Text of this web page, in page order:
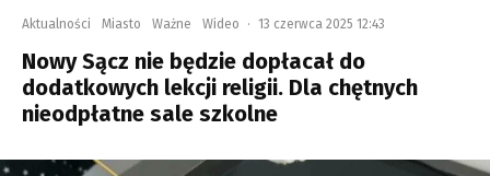
Aktualności Miasto Ważne Wideo · 13 czerwca 2025 12:43
Nowy Sącz nie będzie dopłacał do
dodatkowych lekcji religii. Dla chętnych
nieodpłatne sale szkolne